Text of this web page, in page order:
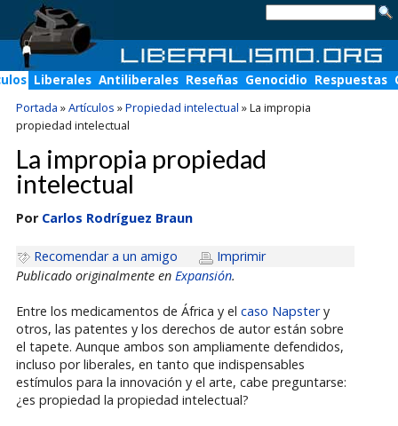
Liberales Antiliberales Reseñas Genocidio Respuestas
Portada »Artículos »Propiedad intelectual »La impropia
propiedad intelectual
La impropia propiedad
intelectual
Por Carlos Rodríguez Braun
Recomendar a un amigo
Imprimir
Publicado originalmente en Expansión.
Entre los medicamentos de África y el caso Napstery
otros, las patentes y los derechos de autor están sobre
el tapete. Aunque ambos son ampliamente defendidos,
incluso por liberales, en tanto que indispensables
estímulos para la innovación y el arte, cabe preguntarse:
¿es propiedad la propiedad intelectual?